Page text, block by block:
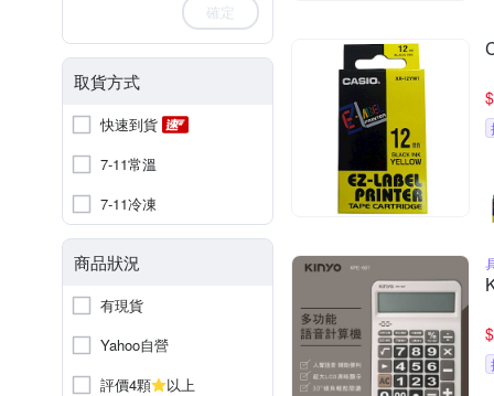
確定
取貨方式
快速到貨
7-11常溫
7-11冷凍
商品狀況
有現貨
Yahoo自營
評價4顆
以上
$
$